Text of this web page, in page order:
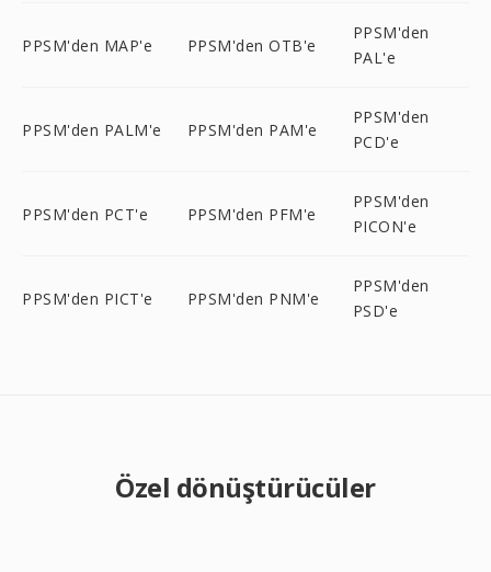
PPSM'den MAP'e PPSM'den OTB'e
PPSM'den
PAL'e
PPSM'den PALM'e PPSM'den PAM'e
PPSM'den
PCD'e
PPSM'den PCT'e PPSM'den PFM'e
PPSM'den
PICON'e
PPSM'den PICT'e PPSM'den PNM'e
PPSM'den
PSD'e
Özel dönüştürücüler